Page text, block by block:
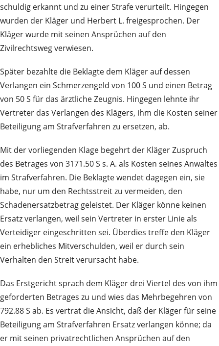
schuldig erkannt und zu einer Strafe verurteilt. Hingegen
wurden der Kläger und Herbert L. freigesprochen. Der
Kläger wurde mit seinen Ansprüchen auf den
Zivilrechtsweg verwiesen.
Später bezahlte die Beklagte dem Kläger auf dessen
Verlangen ein Schmerzengeld von 100 S und einen Betrag
von 50 S für das ärztliche Zeugnis. Hingegen lehnte ihr
Vertreter das Verlangen des Klägers, ihm die Kosten seiner
Beteiligung am Strafverfahren zu ersetzen, ab.
Mit der vorliegenden Klage begehrt der Kläger Zuspruch
des Betrages von 3171.50 S s. A. als Kosten seines Anwaltes
im Strafverfahren. Die Beklagte wendet dagegen ein, sie
habe, nur um den Rechtsstreit zu vermeiden, den
Schadenersatzbetrag geleistet. Der Kläger könne keinen
Ersatz verlangen, weil sein Vertreter in erster Linie als
Verteidiger eingeschritten sei. Überdies treffe den Kläger
ein erhebliches Mitverschulden, weil er durch sein
Verhalten den Streit verursacht habe.
Das Erstgericht sprach dem Kläger drei Viertel des von ihm
geforderten Betrages zu und wies das Mehrbegehren von
792.88 S ab. Es vertrat die Ansicht, daß der Kläger für seine
Beteiligung am Strafverfahren Ersatz verlangen könne; da
er mit seinen privatrechtlichen Ansprüchen auf den